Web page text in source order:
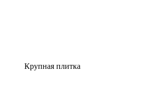
Крупная плитка